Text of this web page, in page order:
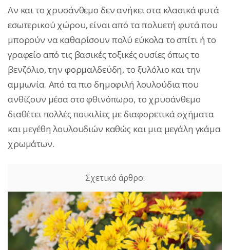
Αν και το χρυσάνθεμο δεν ανήκει στα κλασικά φυτά
εσωτερικού χώρου, είναι από τα πολυετή φυτά που
μπορούν να καθαρίσουν πολύ εύκολα το σπίτι ή το
γραφείο από τις βασικές τοξικές ουσίες όπως το
βενζόλιο, την φορμαλδεΰδη, το ξυλόλιο και την
αμμωνία. Από τα πιο δημοφιλή λουλούδια που
ανθίζουν μέσα στο φθινόπωρο, το χρυσάνθεμο
διαθέτει πολλές ποικιλίες με διαφορετικά σχήματα
και μεγέθη λουλουδιών καθώς και μια μεγάλη γκάμα
χρωμάτων.